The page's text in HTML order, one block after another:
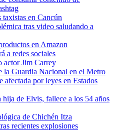
en Cancún
tras video saludando a
en Amazon
a redes sociales
actor Jim Carrey
la Guardia Nacional en el Metro
afectada por leyes en Estados
de Elvis, fallece a los 54 años
de Chichén Itza
recientes explosiones